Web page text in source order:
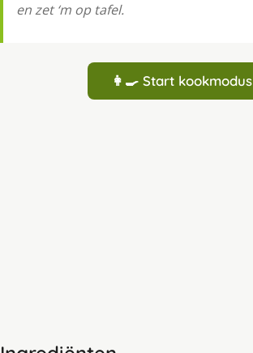
en zet ‘m op tafel.
👩‍🍳 Start kookmodus